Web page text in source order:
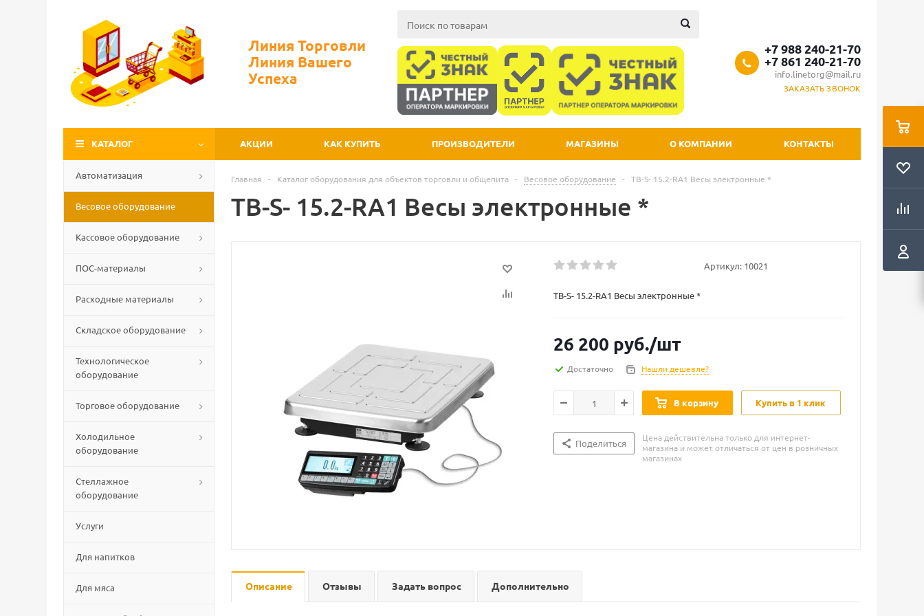
Линия Торговли
Линия Вашего
Успеха
+7 988 240-21-70
+7 861 240-21-70
info.linetorg@mail.ru
ЗАКАЗАТЬ ЗВОНОК
КАТАЛОГ АКЦИИ КАК КУПИТЬ ПРОИЗВОДИТЕЛИ МАГАЗИНЫ О КОМПАНИИ КОНТАКТЫ
Автоматизация
Весовое оборудование
Кассовое оборудование
ПОС-материалы
Расходные материалы
Складское оборудование
Технологическое
оборудование
Торговое оборудование
Холодильное
оборудование
Стеллажное
оборудование
Услуги
Для напитков
Для мяса
Главная - Каталог оборудования для объектов торговли и общепита - Весовое оборудование - TB-S- 15.2-RA1 Весы электронные *
TB-S- 15.2-RA1 Весы электронные *
Артикул: 10021
TB-S- 15.2-RA1 Весы электронные *
26 200 руб./шт
Достаточно Нашли дешевле?
В корзину Купить в 1 клик
Поделиться
Цена действительна только для интернет-
магазина и может отличаться от цен в розничных
магазинах
Описание Отзывы Задать вопрос Дополнительно